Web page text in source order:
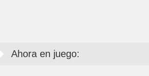
Ahora en juego: